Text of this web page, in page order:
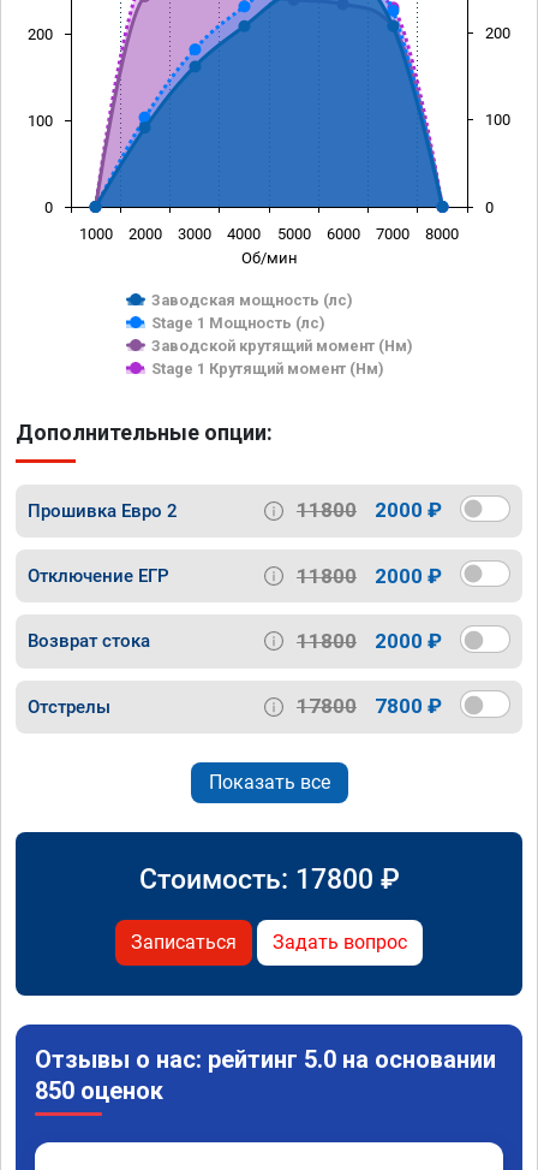
Об/мин
Заводская мощность (лс)
Stage 1 Мощность (лс)
Заводской крутящий момент (Нм)
Stage 1 Крутящий момент (Нм)
1000 2000 3000 4000 5000 6000 7000 8000
0
100
200
0
100
200
Дополнительные опции:
Прошивка Евро 2 11800 2000 ₽
Отключение ЕГР 11800 2000 ₽
Возврат стока 11800 2000 ₽
Отстрелы 17800 7800 ₽
Показать все
Стоимость: 17800 ₽
Записаться Задать вопрос
Отзывы о нас: рейтинг 5.0 на основании
850 оценок